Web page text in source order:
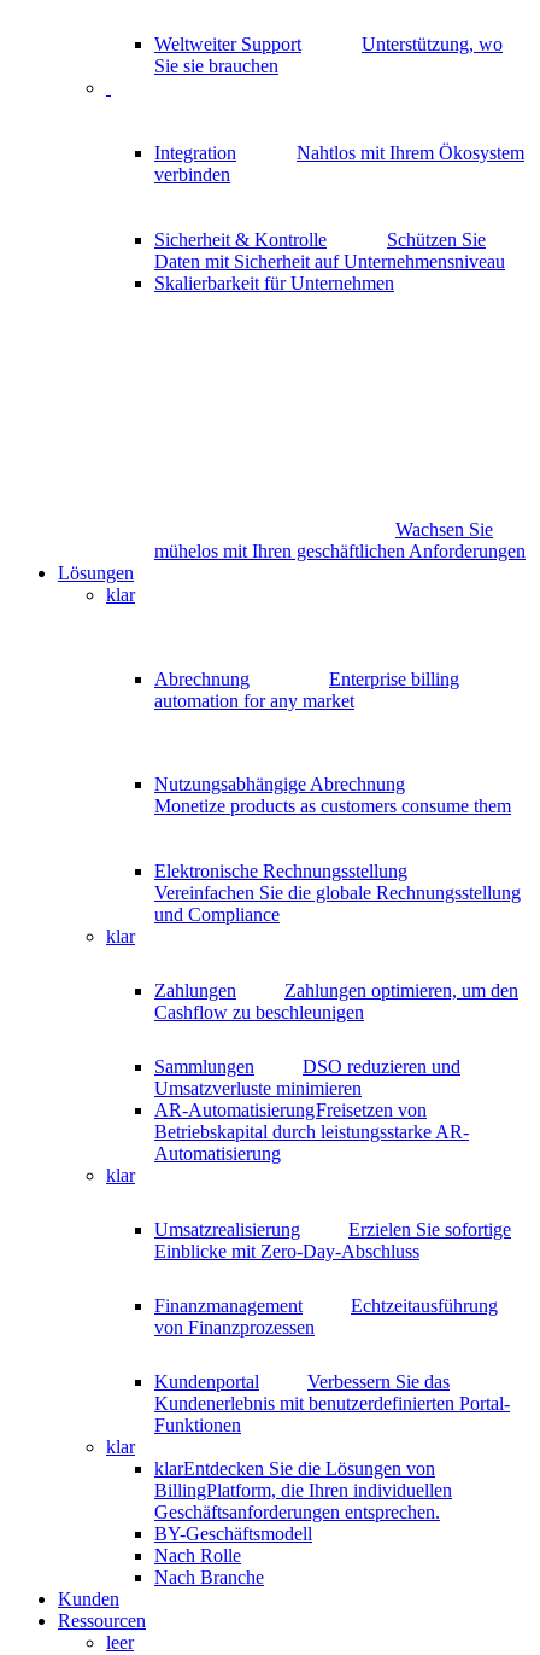
Weltweiter Support
Unterstützung, wo
Sie sie brauchen
Integration
Nahtlos mit Ihrem Ökosystem
verbinden
Sicherheit & Kontrolle
Schützen Sie
Daten mit Sicherheit auf Unternehmensniveau
Skalierbarkeit für Unternehmen
Wachsen Sie
mühelos mit Ihren geschäftlichen Anforderungen
Lösungen
klar
Abrechnung
Enterprise billing
automation for any market
Nutzungsabhängige Abrechnung
Monetize products as customers consume them
Elektronische Rechnungsstellung
Vereinfachen Sie die globale Rechnungsstellung
und Compliance
klar
Zahlungen
Zahlungen optimieren, um den
Cashflow zu beschleunigen
Sammlungen
DSO reduzieren und
Umsatzverluste minimieren
AR-AutomatisierungFreisetzen von
Betriebskapital durch leistungsstarke AR-
Automatisierung
klar
Umsatzrealisierung
Erzielen Sie sofortige
Einblicke mit Zero-Day-Abschluss
Finanzmanagement
Echtzeitausführung
von Finanzprozessen
Kundenportal
Verbessern Sie das
Kundenerlebnis mit benutzerdefinierten Portal-
Funktionen
klar
klarEntdecken Sie die Lösungen von
BillingPlatform, die Ihren individuellen
Geschäftsanforderungen entsprechen.
BY-Geschäftsmodell
Nach Rolle
Nach Branche
Kunden
Ressourcen
leer